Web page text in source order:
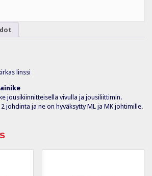
linssi
jousikiinnitteisellä vivulla ja jousiliittimin.
johdinta ja ne on hyväksytty ML ja MK johtimille.